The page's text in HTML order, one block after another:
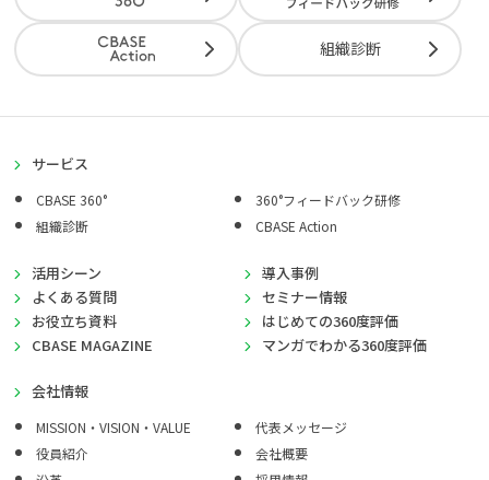
組織診断
サービス
CBASE 360°
360°フィードバック研修
組織診断
CBASE Action
活用シーン
導入事例
よくある質問
セミナー情報
お役立ち資料
はじめての360度評価
CBASE MAGAZINE
マンガでわかる360度評価
会社情報
MISSION・VISION・VALUE
代表メッセージ
役員紹介
会社概要